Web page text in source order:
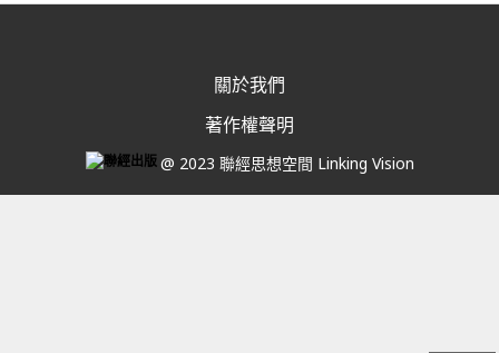
關於我們
著作權聲明
@ 2023 聯經思想空間 Linking Vision